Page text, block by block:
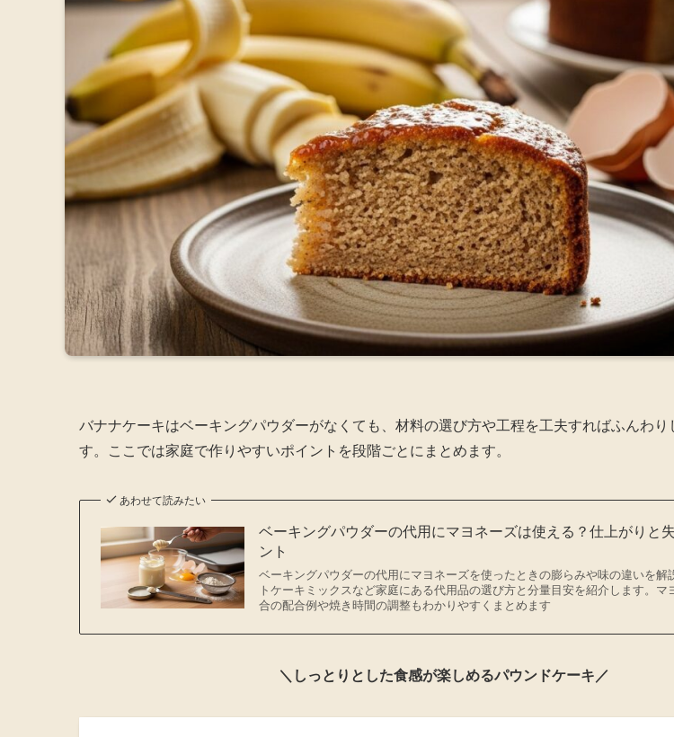
バナナケーキはベーキングパウダーがなくても、材料の選び方や工程を工夫すればふんわり
す。ここでは家庭で作りやすいポイントを段階ごとにまとめます。
あわせて読みたい
ベーキングパウダーの代用にマヨネーズは使える？仕上がりと
ント
ベーキングパウダーの代用にマヨネーズを使ったときの膨らみや味の違いを解
トケーキミックスなど家庭にある代用品の選び方と分量目安を紹介します。マ
合の配合例や焼き時間の調整もわかりやすくまとめます
＼しっとりとした食感が楽しめるパウンドケーキ／